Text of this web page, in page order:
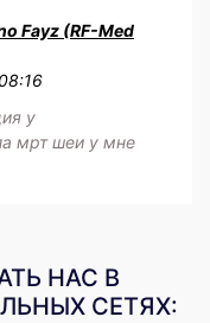
Fayz (RF-Med
у
мрт шеи у мне
НАС В
СЕТЯХ: